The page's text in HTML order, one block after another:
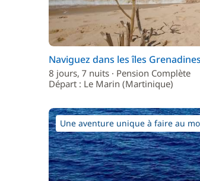
Naviguez dans les îles
8 jours, 7 nuits · Pension Complète
Départ : Le Marin (Martinique)
Une aventure unique à faire au